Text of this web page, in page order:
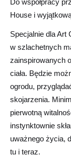
House i
Specjalnie dla
w szlachetnych
zainspirowanych
ciała. Będzie
ogrodu,
skojarzenia.
pierwotną
instynktownie
uważnego życia,
tu i teraz.